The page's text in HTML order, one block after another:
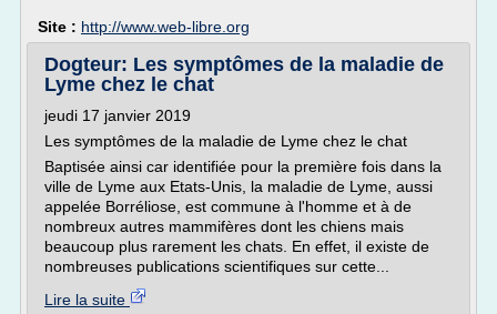
Site : http://www.web-libre.org
Dogteur: Les symptômes de la maladie de
Lyme chez le chat
jeudi 17 janvier 2019
Les symptômes de la maladie de Lyme chez le chat
Baptisée ainsi car identifiée pour la première fois dans la
ville de Lyme aux Etats-Unis, la maladie de Lyme, aussi
appelée Borréliose, est commune à l'homme et à de
nombreux autres mammifères dont les chiens mais
beaucoup plus rarement les chats. En effet, il existe de
nombreuses publications scientifiques sur cette...
Lire la suite